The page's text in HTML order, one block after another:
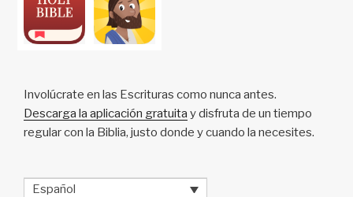
Involúcrate en las Escrituras como nunca antes.
Descarga la aplicación gratuita y disfruta de un tiempo
regular con la Biblia, justo donde y cuando la necesites.
Español